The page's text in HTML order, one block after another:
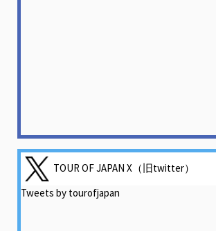
TOUR OF JAPAN X（旧twitter）
Tweets by tourofjapan